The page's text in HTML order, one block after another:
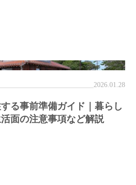
2026.01.28
る事前準備ガイド｜暮らし
面の注意事項など解説